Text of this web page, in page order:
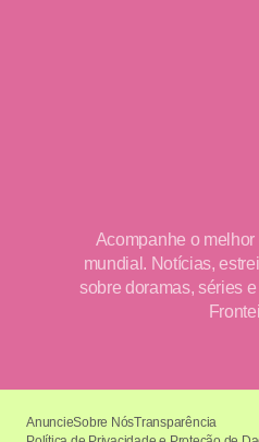
Acompanhe o
mundial. Notícias,
sobre doramas, séries
AnuncieSobre NósTransparência